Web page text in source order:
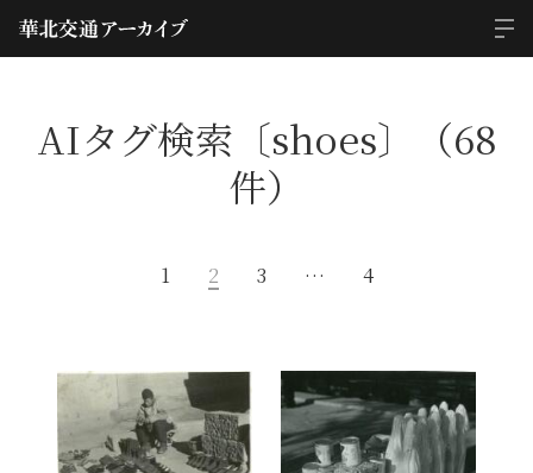
AIタグ検索〔shoes〕（68
件）
1 2 3 … 4